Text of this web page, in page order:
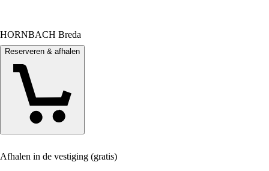
HORNBACH Breda
Reserveren & afhalen
Afhalen in de vestiging (gratis)